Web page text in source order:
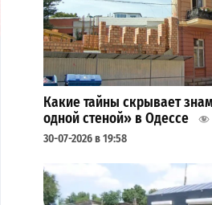
Какие тайны скрывает
одной стеной» в Одессе
30-07-2026 в 19:58